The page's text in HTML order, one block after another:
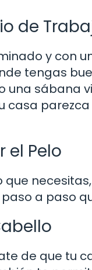
de
y con
tengas
una sábana
casa
el Pelo
a paso
de que tu